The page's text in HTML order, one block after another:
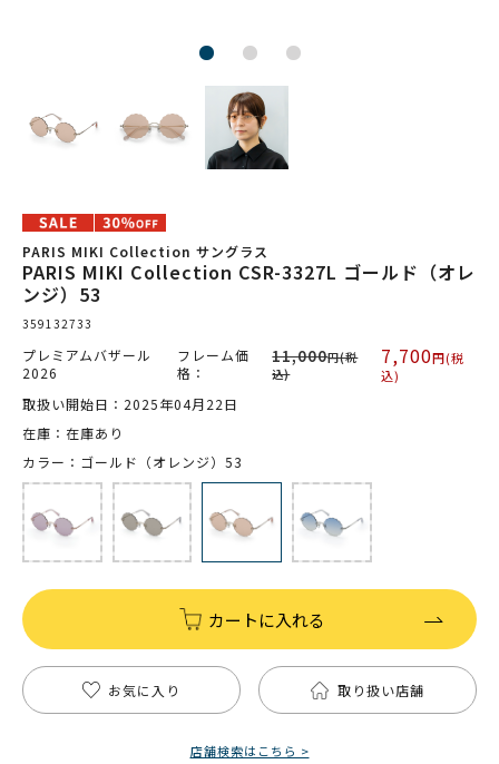
PARIS MIKI Collection サングラス
PARIS MIKI Collection CSR-3327L ゴールド（オレ
ンジ）53
359132733
プレミアムバザール
2026
フレーム価
格：
11,000円(税
込)
7,700円(税
込)
取扱い開始日：2025年04月22日
在庫：在庫あり
カラー：ゴールド（オレンジ）53
カートに入れる
お気に入り 取り扱い店舗
店舗検索はこちら >